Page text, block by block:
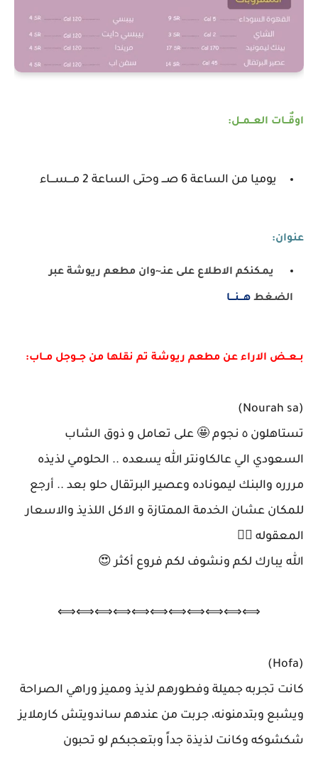
اوقٌــات العــمــل:
يوميا من الساعة 6 صـــ وحتى الساعة 2 مـــســـاء
عنوان:
يمـكنكم الاطلاع على عنـ~وان مطعم ريوشة عبر
الضـغط هـــنـــا
بــعــض الاراء عن مطعم ريوشة تم نقلها من جــوجل مــاب:
(Nourah sa)
تستاهلون ٥ نجوم 🤩 على تعامل و ذوق الشاب
السعودي الي عالكاونتر الله يسعده .. الحلومي لذيذه
مررره والبنك ليموناده وعصير البرتقال حلو بعد .. أرجع
للمكان عشان الخدمة الممتازة و الاكل اللذيذ والاسعار
المعقوله 👍🏼
الله يبارك لكم ونشوف لكم فروع أكثر 😍
⟺⟺⟺⟺⟺⟺⟺⟺⟺⟺⟺
(Hofa)
كانت تجربه جميلة وفطورهم لذيذ ومميز وراهي الصراحة
ويشبع وبتدمنونه، جربت من عندهم ساندويتش كارملايز
شكشوكه وكانت لذيذة جداً وبتعجبكم لو تحبون